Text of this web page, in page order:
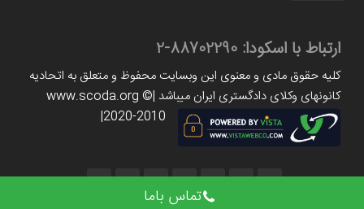
ارتباط با اسکودا: 88702290-2
کلیه حقوق مادی و معنوی این وبسایت محفوظ و متعلق به اتحادیه
کانونهای وکلای دادگستری ایران میباشد |www.scoda.org ©
2020-2010|
تماس باما